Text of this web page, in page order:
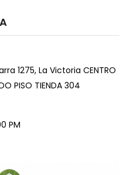
1275, La Victoria CENTRO
PISO TIENDA 304
PM